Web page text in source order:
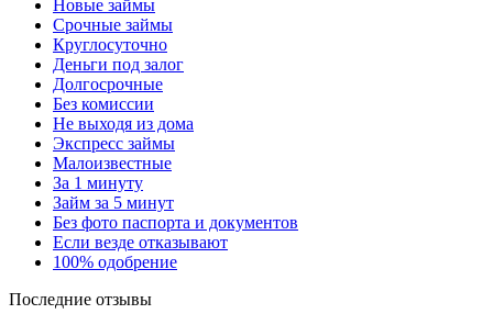
Новые займы
Срочные займы
Круглосуточно
Деньги под залог
Долгосрочные
Без комиссии
Не выходя из дома
Экспресс займы
Малоизвестные
За 1 минуту
Займ за 5 минут
Без фото паспорта и документов
Если везде отказывают
100% одобрение
Последние отзывы